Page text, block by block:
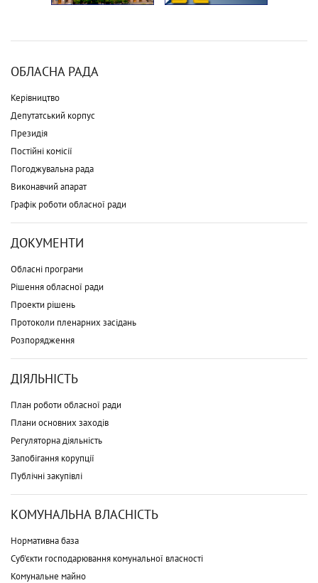
ОБЛАСНА РАДА
Керівництво
Депутатський корпус
Президія
Постійні комісії
Погоджувальна рада
Виконавчий апарат
Графік роботи обласної ради
ДОКУМЕНТИ
Обласні програми
Рішення обласної ради
Проекти рішень
Протоколи пленарних засідань
Розпорядження
ДІЯЛЬНІСТЬ
План роботи обласної ради
Плани основних заходів
Регуляторна діяльність
Запобігання корупції
Публічні закупівлі
КОМУНАЛЬНА ВЛАСНІСТЬ
Нормативна база
Суб'єкти господарювання комунальної власності
Комунальне майно